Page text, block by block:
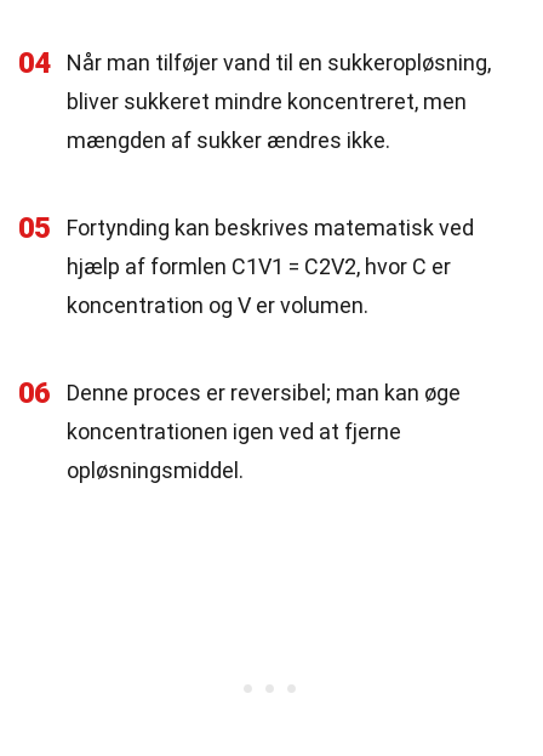
04
Når man tilføjer vand til en sukkeropløsning,
bliver sukkeret mindre koncentreret, men
mængden af sukker ændres ikke.
05
Fortynding kan beskrives matematisk ved
hjælp af formlen C1V1 = C2V2, hvor C er
koncentration og V er volumen.
06
Denne proces er reversibel; man kan øge
koncentrationen igen ved at fjerne
opløsningsmiddel.